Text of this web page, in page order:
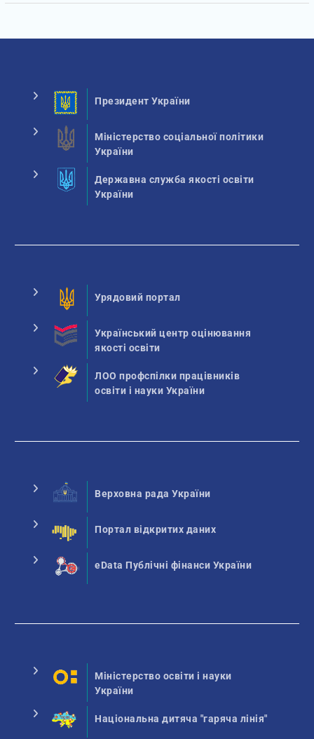
Президент України
Міністерство соціальної політики
України
Державна служба якості освіти
України
Урядовий портал
Український центр оцінювання
якості освіти
ЛОО профспілки працівників
освіти і науки України
Верховна рада України
Портал відкритих даних
eData Публічні фінанси України
Міністерство освіти і науки
України
Національна дитяча "гаряча лінія"